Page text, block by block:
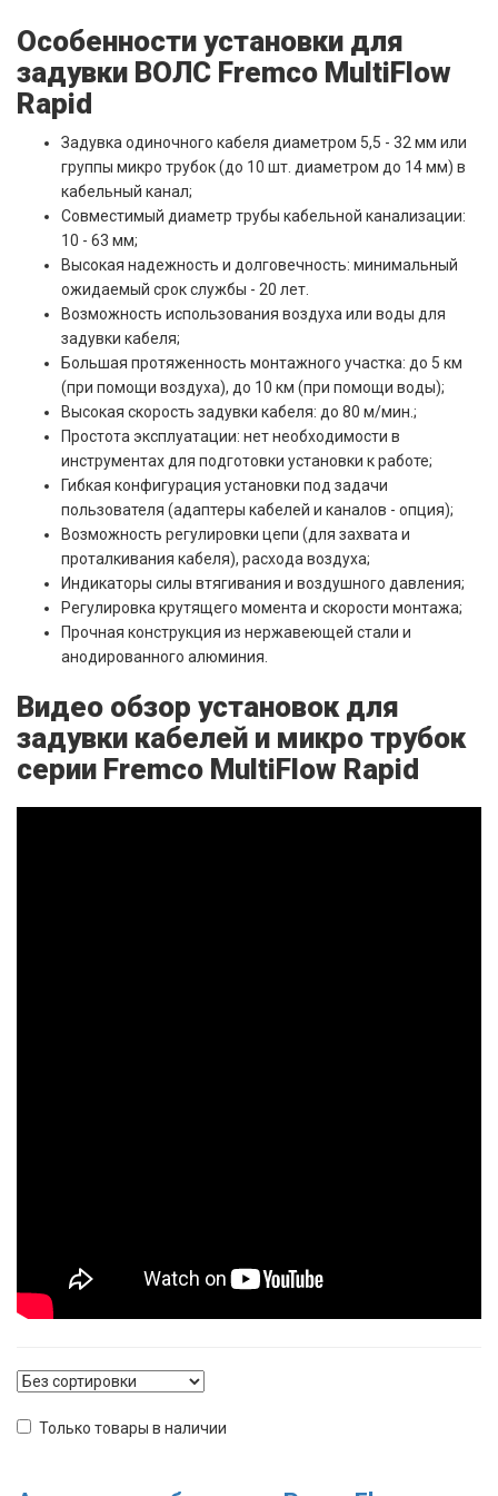
Особенности установки для
задувки ВОЛС Fremco MultiFlow
Rapid
Задувка одиночного кабеля диаметром 5,5 - 32 мм или
группы микро трубок (до 10 шт. диаметром до 14 мм) в
кабельный канал;
Совместимый диаметр трубы кабельной канализации:
10 - 63 мм;
Высокая надежность и долговечность: минимальный
ожидаемый срок службы - 20 лет.
Возможность использования воздуха или воды для
задувки кабеля;
Большая протяженность монтажного участка: до 5 км
(при помощи воздуха), до 10 км (при помощи воды);
Высокая скорость задувки кабеля: до 80 м/мин.;
Простота эксплуатации: нет необходимости в
инструментах для подготовки установки к работе;
Гибкая конфигурация установки под задачи
пользователя (адаптеры кабелей и каналов - опция);
Возможность регулировки цепи (для захвата и
проталкивания кабеля), расхода воздуха;
Индикаторы силы втягивания и воздушного давления;
Регулировка крутящего момента и скорости монтажа;
Прочная конструкция из нержавеющей стали и
анодированного алюминия.
Видео обзор установок для
задувки кабелей и микро трубок
серии Fremco MultiFlow Rapid
Только товары в наличии